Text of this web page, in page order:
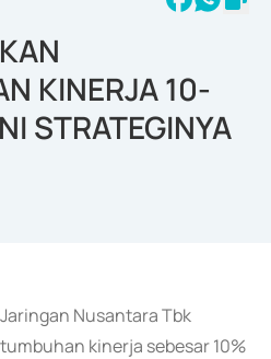
KINERJA 10-
STRATEGINYA
Nusantara Tbk
kinerja sebesar 10%